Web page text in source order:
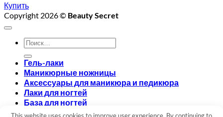
Купить
Copyright 2026 © Beauty Secret
Искать:
Гель-лаки
Маникюрные ножницы
Аксессуары для маникюра и педикюра
Лаки для ногтей
База для ногтей
Топ для ногтей